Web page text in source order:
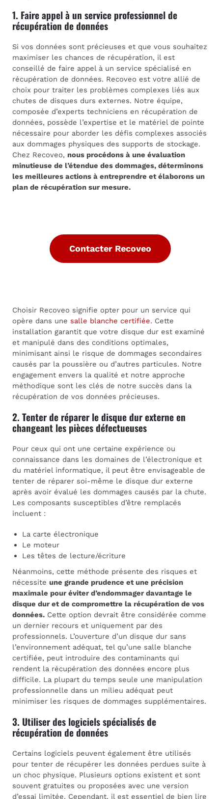
1. Faire appel à un service professionnel de
récupération de données
Si vos données sont précieuses et que vous souhaitez
maximiser les chances de récupération, il est
conseillé de faire appel à un service spécialisé en
récupération de données. Recoveo est votre allié de
choix pour traiter les problèmes complexes liés aux
chutes de disques durs externes. Notre équipe,
composée d’experts techniciens en récupération de
données, possède l’expertise et le matériel de pointe
nécessaire pour aborder les défis complexes associés
aux dommages physiques des supports de stockage.
Chez Recoveo, nous procédons à une évaluation
minutieuse de l’étendue des dommages, déterminons
les meilleures actions à entreprendre et élaborons un
plan de récupération sur mesure.
Contacter Recoveo
Choisir Recoveo signifie opter pour un service qui
opère dans une salle blanche certifiée. Cette
installation garantit que votre disque dur est examiné
et manipulé dans des conditions optimales,
minimisant ainsi le risque de dommages secondaires
causés par la poussière ou d’autres particules. Notre
engagement envers la qualité et notre approche
méthodique sont les clés de notre succès dans la
récupération de vos données précieuses.
2. Tenter de réparer le disque dur externe en
changeant les pièces défectueuses
Pour ceux qui ont une certaine expérience ou
connaissance dans les domaines de l’électronique et
du matériel informatique, il peut être envisageable de
tenter de réparer soi-même le disque dur externe
après avoir évalué les dommages causés par la chute.
Les composants susceptibles d’être remplacés
incluent :
La carte électronique
Le moteur
Les têtes de lecture/écriture
Néanmoins, cette méthode présente des risques et
nécessite une grande prudence et une précision
maximale pour éviter d’endommager davantage le
disque dur et de compromettre la récupération de vos
données. Cette option devrait être considérée comme
un dernier recours et uniquement par des
professionnels. L’ouverture d’un disque dur sans
l’environnement adéquat, tel qu’une salle blanche
certifiée, peut introduire des contaminants qui
rendent la récupération des données encore plus
difficile. La plupart du temps seule une manipulation
professionnelle dans un milieu adéquat peut
minimiser les risques de dommages supplémentaires.
3. Utiliser des logiciels spécialisés de
récupération de données
Certains logiciels peuvent également être utilisés
pour tenter de récupérer les données perdues suite à
un choc physique. Plusieurs options existent et sont
souvent gratuites ou proposées avec une version
d’essai limitée. Cependant, il est essentiel de bien lire